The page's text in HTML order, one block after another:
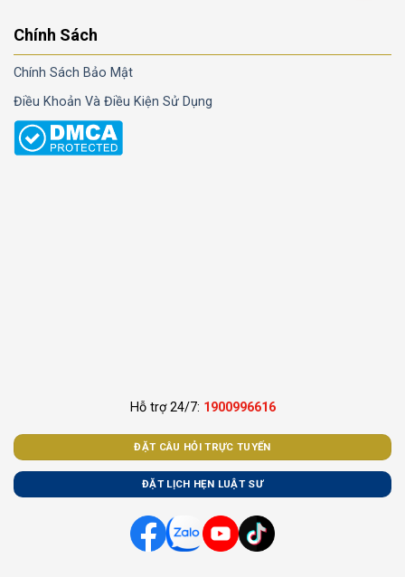
Chính Sách
Chính Sách Bảo Mật
Điều Khoản Và Điều Kiện Sử Dụng
Hỗ trợ 24/7: 1900996616
ĐẶT CÂU HỎI TRỰC TUYẾN
ĐẶT LỊCH HẸN LUẬT SƯ